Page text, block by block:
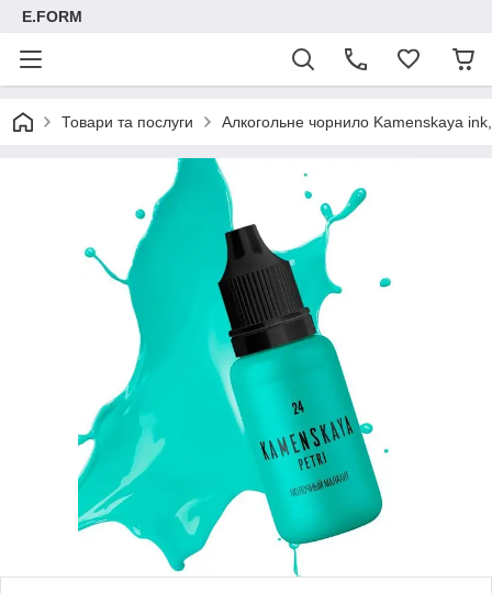
E.FORM
Товари та послуги Алкогольне чорнило Kamenskaya